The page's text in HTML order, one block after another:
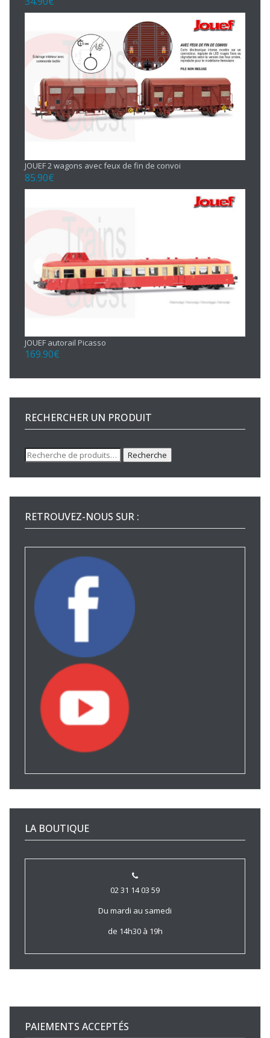
JOUEF 2 wagons avec feux de fin de convoi
85.90€
JOUEF autorail Picasso
169.90€
RECHERCHER UN PRODUIT
Recherche
pour :
Recherche
RETROUVEZ-NOUS SUR :
LA BOUTIQUE
02 31 14 03 59
Du mardi au samedi
de 14h30 à 19h
PAIEMENTS ACCEPTÉS